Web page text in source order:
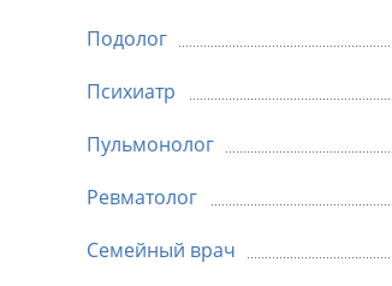
Подолог
Психиатр
Пульмонолог
Ревматолог
Семейный врач